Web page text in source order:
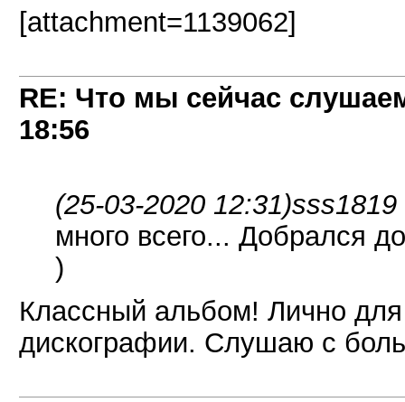
[attachment=1139062]
RE: Что мы сейчас
18:56
(25-03-2020 12:31)
много всего... Добрался
)
Классный альбом! Лично
дискографии. Слушаю с